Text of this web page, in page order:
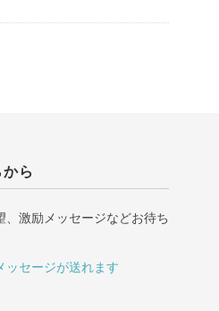
ら
、激励メッセージなどお待ち
ッセージが送れます